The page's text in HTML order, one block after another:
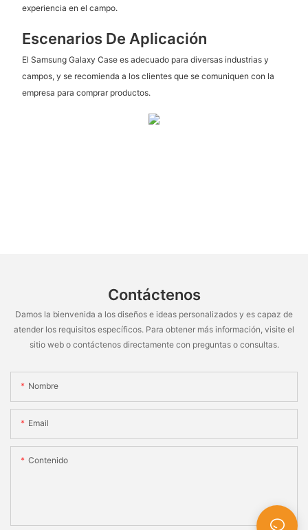
experiencia en el campo.
Escenarios De Aplicación
El Samsung Galaxy Case es adecuado para diversas industrias y
campos, y se recomienda a los clientes que se comuniquen con la
empresa para comprar productos.
Contáctenos
Damos la bienvenida a los diseños e ideas personalizados y es capaz de
atender los requisitos específicos. Para obtener más información, visite el
sitio web o contáctenos directamente con preguntas o consultas.
Nombre
Email
Contenido